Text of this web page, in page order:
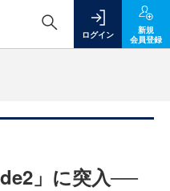
ログイン
新規
会員登録
」に突入──